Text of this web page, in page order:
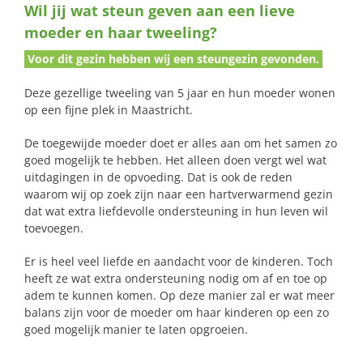
naar:
Wil jij wat steun geven aan een lieve
moeder en haar tweeling?
Voor dit gezin hebben wij een steungezin gevonden.
Deze gezellige tweeling van 5 jaar en hun moeder wonen
op een fijne plek in Maastricht.
De toegewijde moeder doet er alles aan om het samen zo
goed mogelijk te hebben. Het alleen doen vergt wel wat
uitdagingen in de opvoeding. Dat is ook de reden
waarom wij op zoek zijn naar een hartverwarmend gezin
dat wat extra liefdevolle ondersteuning in hun leven wil
toevoegen.
Er is heel veel liefde en aandacht voor de kinderen. Toch
heeft ze wat extra ondersteuning nodig om af en toe op
adem te kunnen komen. Op deze manier zal er wat meer
balans zijn voor de moeder om haar kinderen op een zo
goed mogelijk manier te laten opgroeien.